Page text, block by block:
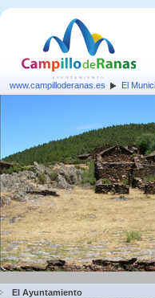
www.campilloderanas.es El
El Ayuntamiento